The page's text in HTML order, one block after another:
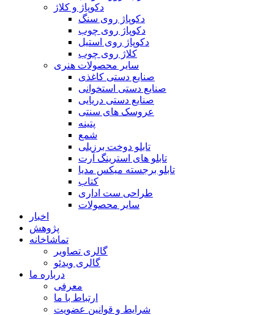
دکوپاژ و کلاژ
دکوپاژ روی سنگ
دکوپاژ روی چوب
دکوپاژ روی استیل
کلاژ روی چوب
سایر محصولات هنری
صنایع دستی کاغذی
صنایع دستی استخوانی
صنایع دستی دریایی
عروسک های سنتی
پتینه
شمع
تابلو دوخت برزیلی
تابلو های استرینگ آرت
تابلو برجسته میکس مدیا
کتاب
طراحی ست اداری
سایر محصولات
اخبار
پژوهش
تماشاخانه
گالری تصاویر
گالری ویدئو
درباره ما
معرفی
ارتباط با ما
شرایط و قوانین عضویت